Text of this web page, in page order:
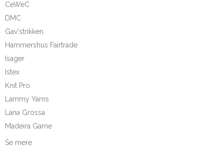
CeWeC
DMC
Gav'strikken
Hammershus Fairtrade
Isager
Istex
Knit Pro
Lammy Yarns
Lana Grossa
Madeira Garne
Se mere